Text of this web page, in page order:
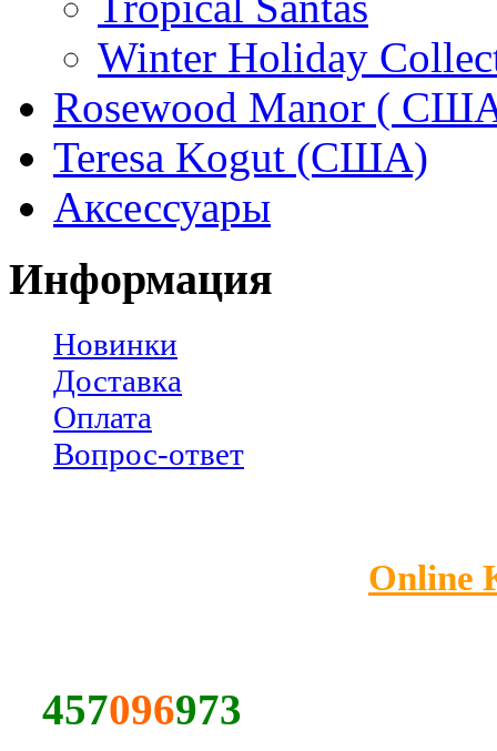
Winter Holiday
Rosewood Manor (
Teresa Kogut (США)
Аксессуары
Информация
Новинки
Доставка
Оплата
Вопрос-ответ
Online
457096973